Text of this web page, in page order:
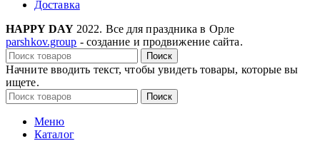
Доставка
HAPPY DAY 2022. Все для праздника в Орле
parshkov.group - создание и продвижение сайта.
Поиск
Начните вводить текст, чтобы увидеть товары, которые вы
ищете.
Поиск
Меню
Каталог